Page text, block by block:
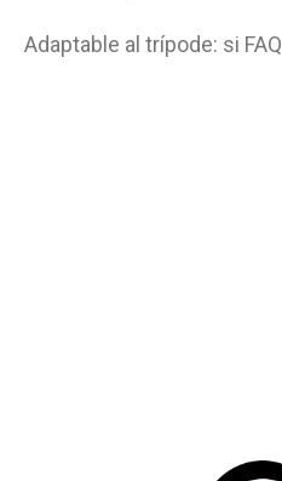
Adaptable al trípode: si FAQ